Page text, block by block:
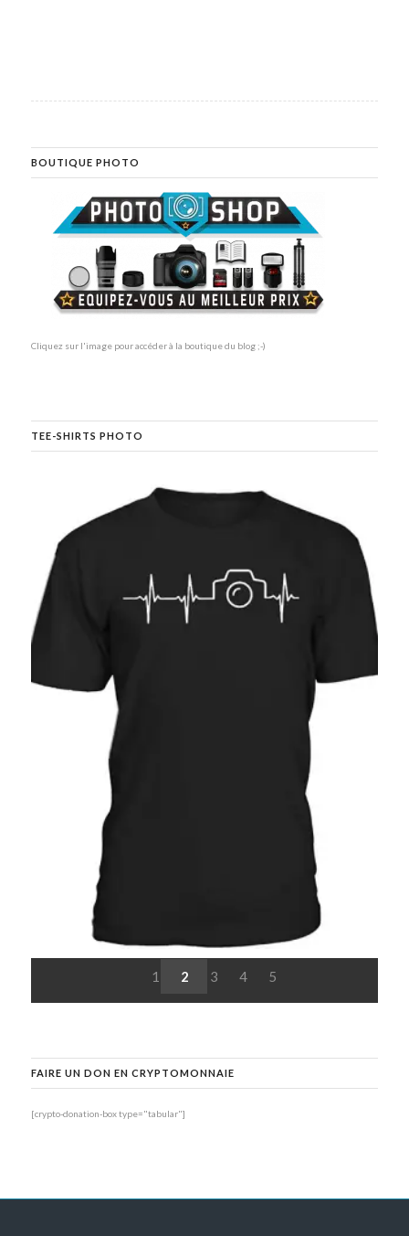
BOUTIQUE PHOTO
Cliquez sur l'image pour accéder à la boutique du blog ;-)
TEE-SHIRTS PHOTO
1 2 3 4 5
FAIRE UN DON EN CRYPTOMONNAIE
[crypto-donation-box type="tabular"]